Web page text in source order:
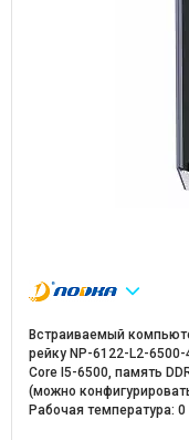
Встраиваемый
рейку NP-6122-L2-6500-
Core I5-6500, память
(можно
Рабочая температура: